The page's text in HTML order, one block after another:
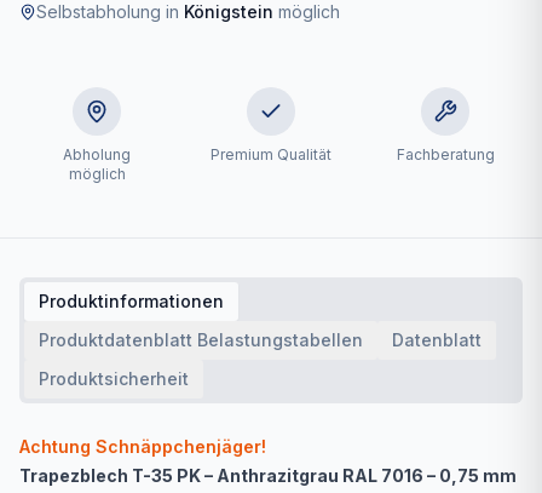
Selbstabholung in Königstein möglich
Abholung
möglich
Premium Qualität Fachberatung
Produktinformationen
Produktdatenblatt Belastungstabellen
Datenblatt
Produktsicherheit
Achtung Schnäppchenjäger!
Trapezblech T-35 PK – Anthrazitgrau RAL 7016 – 0,75 mm